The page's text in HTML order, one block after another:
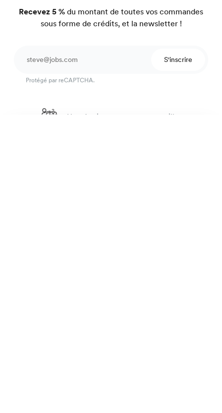
Recevez 5 % du montant de toutes vos commandes
sous forme de crédits, et la newsletter !
S'inscrire
Protégé par reCAPTCHA.
Une équipe pour vous conseiller